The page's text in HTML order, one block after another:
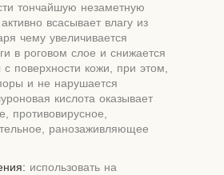
тончайшую незаметную
всасывает влагу из
чему увеличивается
в роговом слое и снижается
поверхности кожи, при этом,
и не нарушается
кислота оказывает
противовирусное,
ранозаживляющее
использовать на